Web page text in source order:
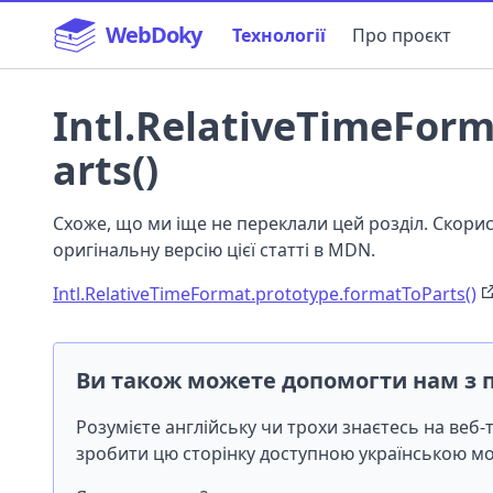
WebDoky Технології Про проєкт
arts()
Схоже, що ми іще не переклали цей розділ.
оригінальну версію цієї статті в MDN.
Intl.RelativeTimeFormat.prototype.formatToParts()
Ви також можете допомогти нам з
Розумієте англійську чи трохи знаєтесь на
зробити цю сторінку доступною українською